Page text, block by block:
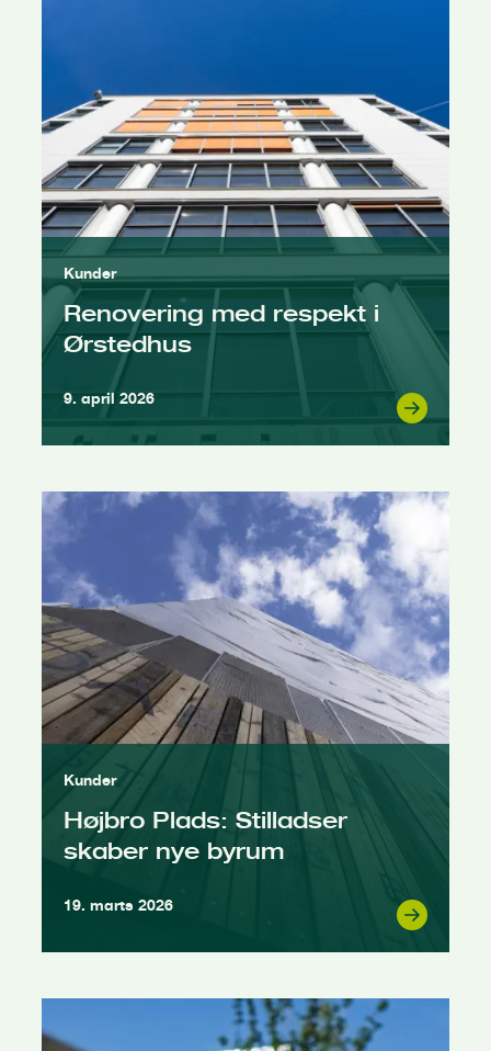
Kunder
Renovering med respekt i
Ørstedhus
9. april 2026
Kunder
Højbro Plads: Stilladser
skaber nye byrum
19. marts 2026